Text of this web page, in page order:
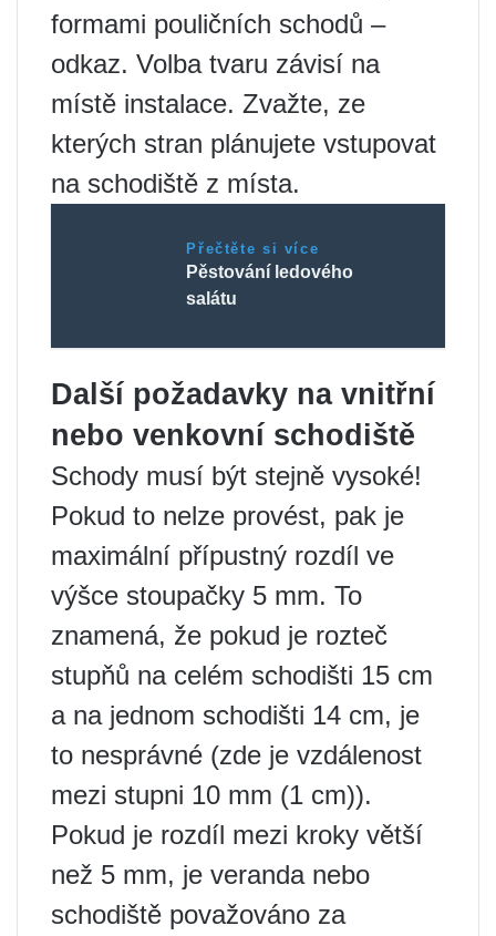
formami pouličních schodů –
odkaz. Volba tvaru závisí na
místě instalace. Zvažte, ze
kterých stran plánujete vstupovat
na schodiště z místa.
Přečtěte si více
Pěstování ledového
salátu
Další požadavky na vnitřní
nebo venkovní schodiště
Schody musí být stejně vysoké!
Pokud to nelze provést, pak je
maximální přípustný rozdíl ve
výšce stoupačky 5 mm. To
znamená, že pokud je rozteč
stupňů na celém schodišti 15 cm
a na jednom schodišti 14 cm, je
to nesprávné (zde je vzdálenost
mezi stupni 10 mm (1 cm)).
Pokud je rozdíl mezi kroky větší
než 5 mm, je veranda nebo
schodiště považováno za